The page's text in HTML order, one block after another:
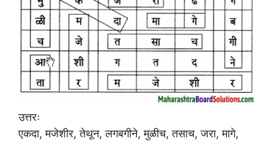
उत्तरः
एकदा, मजेशीर, तेथून, लगबगीने, मुळीच, तसाच, जरा, मागे,